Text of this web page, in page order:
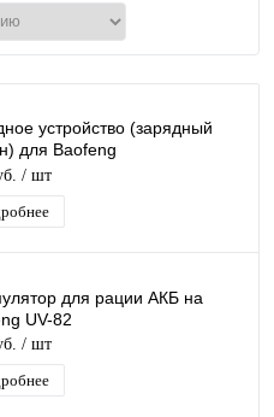
устройство (зарядный
для Baofeng
777S/888S, 220V)
/ шт
для рации АКБ на
UV-82
/ шт